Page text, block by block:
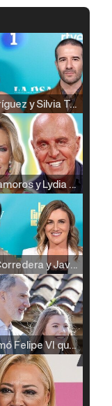
Raúl Rodríguez y Silvia Taulés nos cuentan su papel en 'La familia de la tele'
Kiko Matamoros y Lydia Lozano: "Nuestro público es de todas las edades y RTVE tiene un público muy pegado a las novelas, al que tenemos que captar"
Carlota Corredera y Javier de Hoyos: "La tele tiene que representar al público también y aquí están todos los perfiles posibles&quo;
Así se tomó Felipe VI que la Infanta Sofía no quisiera recibir formación militar